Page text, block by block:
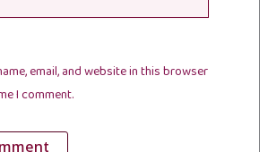
email, and website in this browser
I comment.